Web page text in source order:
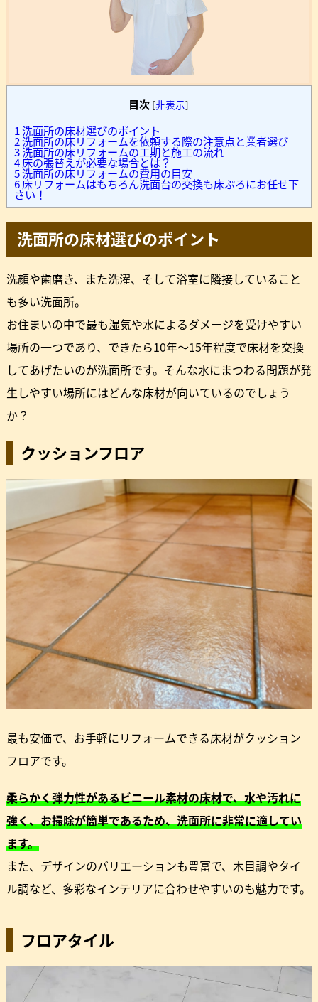
目次 [非表示]
1洗面所の床材選びのポイント
2洗面所の床リフォームを依頼する際の注意点と業者選び
3洗面所の床リフォームの工期と施工の流れ
4床の張替えが必要な場合とは？
5洗面所の床リフォームの費用の目安
6床リフォームはもちろん洗面台の交換も床ぷろにお任せ下
さい！
洗面所の床材選びのポイント
洗顔や歯磨き、また洗濯、そして浴室に隣接していること
も多い洗面所。
お住まいの中で最も湿気や水によるダメージを受けやすい
場所の一つであり、できたら10年～15年程度で床材を交換
してあげたいのが洗面所です。そんな水にまつわる問題が発
生しやすい場所にはどんな床材が向いているのでしょう
か？
クッションフロア
最も安価で、お手軽にリフォームできる床材がクッション
フロアです。
柔らかく弾力性があるビニール素材の床材で、水や汚れに
強く、お掃除が簡単であるため、洗面所に非常に適してい
ます。
また、デザインのバリエーションも豊富で、木目調やタイ
ル調など、多彩なインテリアに合わせやすいのも魅力です。
フロアタイル